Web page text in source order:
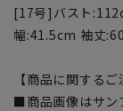
[17号]バスト
幅:41.5cm 袖丈
【商品に関するご
■商品画像はサン